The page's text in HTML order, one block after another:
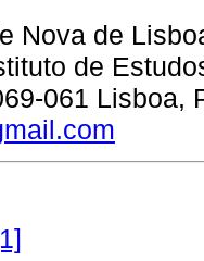
Nova de
de
061 Lisboa,